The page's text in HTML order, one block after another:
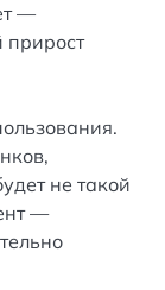
—
прирост
не такой
—